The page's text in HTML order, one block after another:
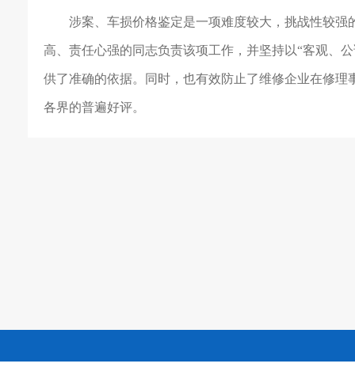
涉案、车损价格鉴定是一项难度较大，挑战性较
高、责任心强的同志负责该项工作，并坚持以“客观、
供了准确的依据。同时，也有效防止了维修企业在修
各界的普遍好评。